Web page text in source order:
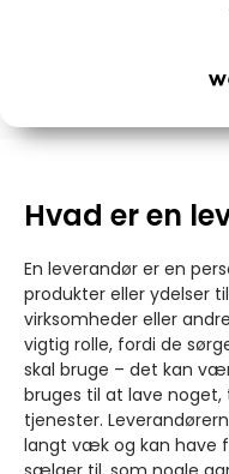
Hvad er en
En leverandør er en
produkter eller ydelser
virksomheder eller
vigtig rolle, fordi de
skal bruge – det kan
bruges til at lave
tjenester.
langt væk og kan have